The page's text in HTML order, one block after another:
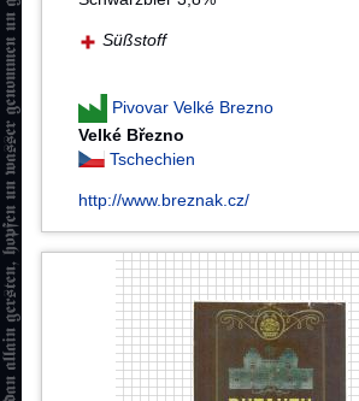
Süßstoff
Pivovar Velké Brezno
Velké Březno
Tschechien
http://www.breznak.cz/